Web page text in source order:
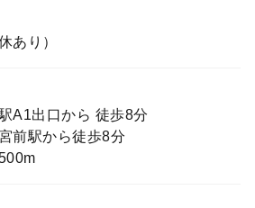
あり）
A1出口から 徒歩8分
前駅から徒歩8分